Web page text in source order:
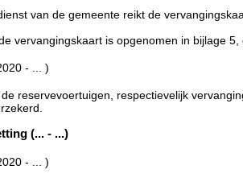
van de gemeente reikt de
vervangingskaart is opgenomen in bijlage
- ... )
reservevoertuigen, respectievelijk
(... - ...)
- ... )